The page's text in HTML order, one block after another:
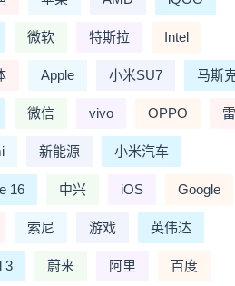
微软 特斯拉 Intel
Apple 小米SU7 马斯
微信 vivo OPPO
新能源 小米汽车
16 中兴 iOS Google
索尼 游戏 英伟达
3 蔚来 阿里 百度